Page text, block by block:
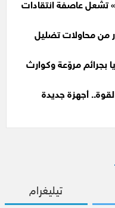
تشعل عاصفة انتقادات
من محاولات تضليل
بجرائم مروّعة وكوارث
أجهزة جديدة
تيليغرام